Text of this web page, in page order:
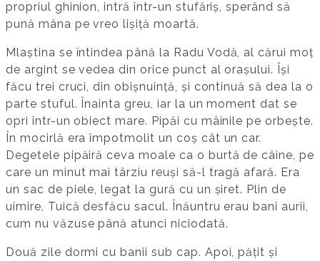
propriul ghinion, intră într-un stufăriș, sperând să
pună mâna pe vreo lișiță moartă.
Mlaștina se întindea până la Radu Vodă, al cărui moț
de argint se vedea din orice punct al orașului. Își
făcu trei cruci, din obișnuință, și continuă să dea la o
parte stuful. Înainta greu, iar la un moment dat se
opri într-un obiect mare. Pipăi cu mâinile pe orbește.
În mocirlă era împotmolit un coș cât un car.
Degetele pipăiră ceva moale ca o burtă de câine, pe
care un minut mai târziu reuși să-l tragă afară. Era
un sac de piele, legat la gură cu un șiret. Plin de
uimire, Tuică desfăcu sacul. Înăuntru erau bani aurii,
cum nu văzuse până atunci niciodată.
Două zile dormi cu banii sub cap. Apoi, pățit și